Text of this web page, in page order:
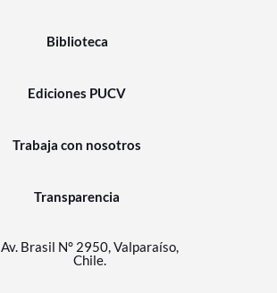
Biblioteca
Ediciones PUCV
Trabaja con nosotros
Transparencia
Av. Brasil N° 2950, Valparaíso,
Chile.